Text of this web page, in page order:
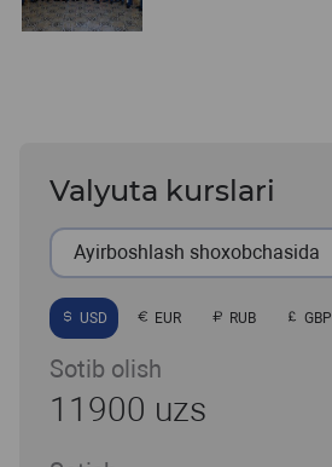
Valyuta kurslari
Ayirboshlash shoxobchasida
USD EUR RUB GBP
Sotib olish
11900 uzs